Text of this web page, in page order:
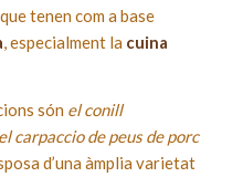
tenen com a base
, especialment la cuina
són el conill
carpaccio de peus de porc
d’una àmplia varietat